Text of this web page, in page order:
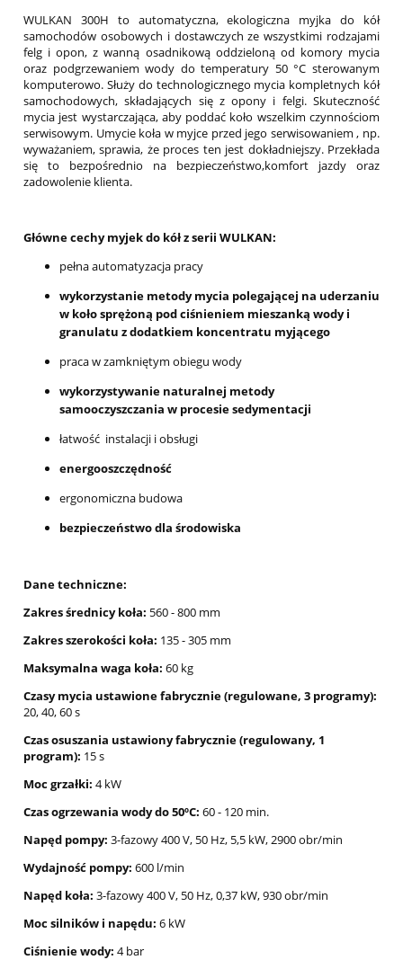
WULKAN 300H to automatyczna, ekologiczna myjka do kół
samochodów osobowych i dostawczych ze wszystkimi rodzajami
felg i opon, z wanną osadnikową oddzieloną od komory mycia
oraz podgrzewaniem wody do temperatury 50 °C sterowanym
komputerowo. Służy do technologicznego mycia kompletnych kół
samochodowych, składających się z opony i felgi. Skuteczność
mycia jest wystarczająca, aby poddać koło wszelkim czynnościom
serwisowym. Umycie koła w myjce przed jego serwisowaniem , np.
wyważaniem, sprawia, że proces ten jest dokładniejszy. Przekłada
się to bezpośrednio na bezpieczeństwo,komfort jazdy oraz
zadowolenie klienta.
Główne cechy myjek do kół z serii WULKAN:
pełna automatyzacja pracy
wykorzystanie metody mycia polegającej na uderzaniu
w koło sprężoną pod ciśnieniem mieszanką wody i
granulatu z dodatkiem koncentratu myjącego
praca w zamkniętym obiegu wody
wykorzystywanie naturalnej metody
samooczyszczania w procesie sedymentacji
łatwość instalacji i obsługi
energooszczędność
ergonomiczna budowa
bezpieczeństwo dla środowiska
Dane techniczne:
Zakresśrednicy koła: 560 - 800 mm
Zakres szerokości koła: 135 - 305 mm
Maksymalna waga koła: 60 kg
Czasy mycia ustawione fabrycznie (regulowane, 3 programy):
20, 40, 60 s
Czas osuszania ustawiony fabrycznie (regulowany, 1
program): 15 s
Moc grzałki: 4 kW
Czas ogrzewania wody do 50ºC: 60 - 120 min.
Napęd pompy: 3-fazowy 400 V, 50 Hz, 5,5 kW, 2900 obr/min
Wydajność pompy: 600 l/min
Napęd koła: 3-fazowy 400 V, 50 Hz, 0,37 kW, 930 obr/min
Moc silników i napędu: 6 kW
Ciśnienie wody: 4 bar